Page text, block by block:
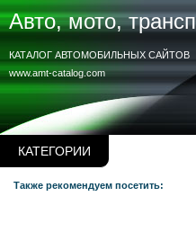
КАТЕГОРИИ
Авто, мото,
www.amt-catalog.com
КАТАЛОГ АВТОМОБИЛЬНЫХ САЙТОВ
Также рекомендуем посетить: